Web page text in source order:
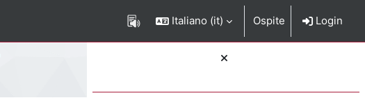
Italiano ‎(it)‎ Ospite Login